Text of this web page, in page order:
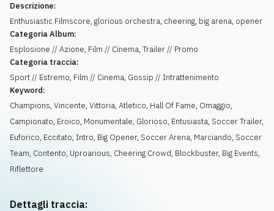
Descrizione:
Enthusiastic Filmscore, glorious orchestra, cheering, big arena, opener
Categoria Album:
Esplosione // Azione, Film // Cinema, Trailer // Promo
Categoria traccia:
Sport // Estremo, Film // Cinema, Gossip // Intrattenimento
Keyword:
Champions, Vincente, Vittoria, Atletico, Hall Of Fame, Omaggio,
Campionato, Eroico, Monumentale, Glorioso, Entusiasta, Soccer Trailer,
Euforico, Eccitato, Intro, Big Opener, Soccer Arena, Marciando, Soccer
Team, Contento, Uproarious, Cheering Crowd, Blockbuster, Big Events,
Riflettore
Dettagli traccia: